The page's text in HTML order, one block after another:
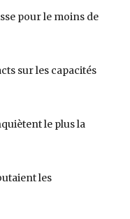
pour le moins de
sur les capacités
le plus la
les